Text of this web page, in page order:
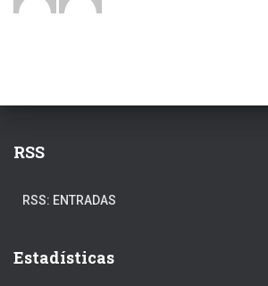
RSS
RSS: ENTRADAS
Estadísticas